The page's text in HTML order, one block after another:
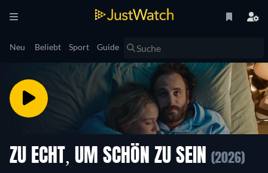
Neu Beliebt Sport Guide
ZU ECHT, UM SCHÖN ZU SEIN (2026)